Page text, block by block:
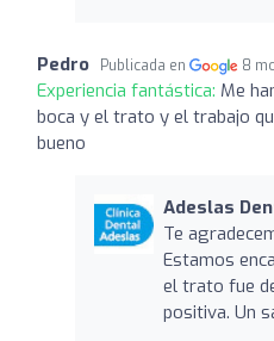
Pedro Publicada en 8
Experiencia fantástica: Me
boca y el trato y el trabajo
bueno
Adeslas
Te
Estamos
el trato fue
positiva. Un